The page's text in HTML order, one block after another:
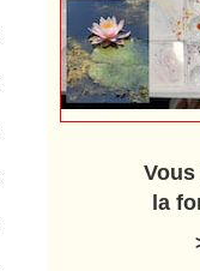
la